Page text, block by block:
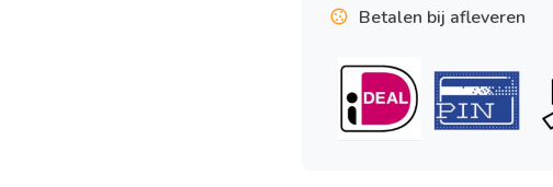
Betalen bij afleveren